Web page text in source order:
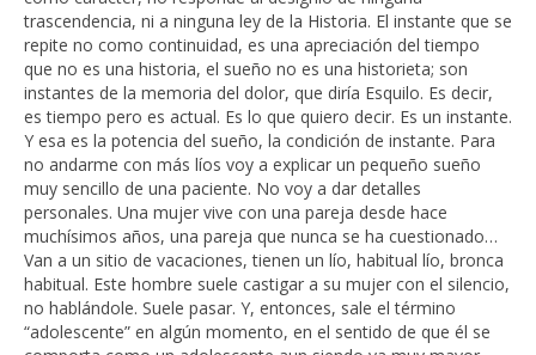
trascendencia, ni a ninguna ley de la Historia. El instante que se
repite no como continuidad, es una apreciación del tiempo
que no es una historia, el sueño no es una historieta; son
instantes de la memoria del dolor, que diría Esquilo. Es decir,
es tiempo pero es actual. Es lo que quiero decir. Es un instante.
Y esa es la potencia del sueño, la condición de instante. Para
no andarme con más líos voy a explicar un pequeño sueño
muy sencillo de una paciente. No voy a dar detalles
personales. Una mujer vive con una pareja desde hace
muchísimos años, una pareja que nunca se ha cuestionado…
Van a un sitio de vacaciones, tienen un lío, habitual lío, bronca
habitual. Este hombre suele castigar a su mujer con el silencio,
no hablándole. Suele pasar. Y, entonces, sale el término
“adolescente” en algún momento, en el sentido de que él se